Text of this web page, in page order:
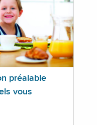
préalable
vous